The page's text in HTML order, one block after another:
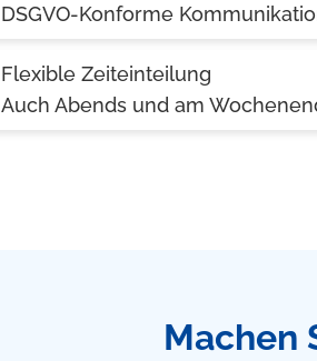
DSGVO-Konforme
Flexible Zeiteinteilung
Auch Abends und am
Machen